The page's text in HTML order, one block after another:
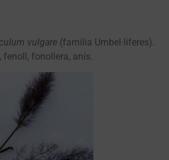
vulgare (família Umbel·líferes).
fonollera, anís.